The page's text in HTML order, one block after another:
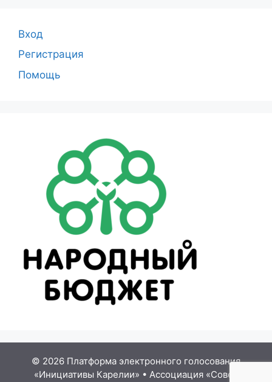
Вход
Регистрация
Помощь
© 2026 Платформа электронного голосования
«Инициативы Карелии» • Ассоциация «Совет